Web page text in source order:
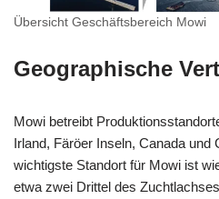
Übersicht Geschäftsbereich Mowi
Geographische
Mowi betreibt
Irland, Färöer Inseln, Canada und
wichtigste Standort für Mowi ist
etwa zwei Drittel des